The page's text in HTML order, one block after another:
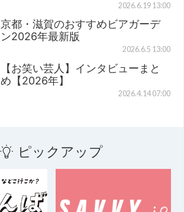
2026.6.19 13:00
京都・滋賀のおすすめビアガーデ
ン2026年最新版
2026.6.5 13:00
【お笑い芸人】インタビューまと
め【2026年】
2026.4.14 07:00
ピックアップ